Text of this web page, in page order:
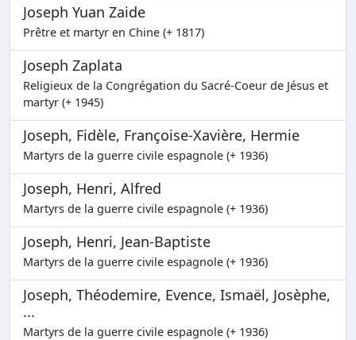
Joseph Yuan Zaide
Prêtre et martyr en Chine (+ 1817)
Joseph Zaplata
Religieux de la Congrégation du Sacré-Coeur de Jésus et
martyr (+ 1945)
Joseph, Fidèle, Françoise-Xavière, Hermie
Martyrs de la guerre civile espagnole (+ 1936)
Joseph, Henri, Alfred
Martyrs de la guerre civile espagnole (+ 1936)
Joseph, Henri, Jean-Baptiste
Martyrs de la guerre civile espagnole (+ 1936)
Joseph, Théodemire, Evence, Ismaël, Josèphe,
...
Martyrs de la guerre civile espagnole (+ 1936)